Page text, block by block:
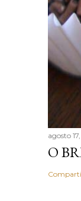
agosto
O